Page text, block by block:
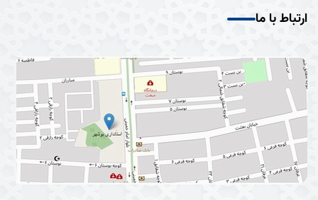
ارتباط با ما